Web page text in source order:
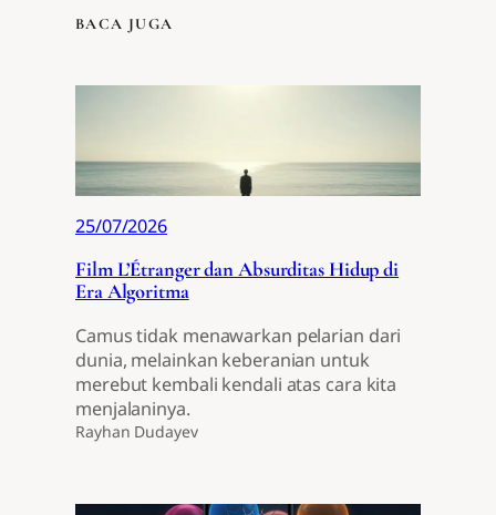
BACA JUGA
25/07/2026
Film L’Étranger dan Absurditas Hidup di
Era Algoritma
Camus tidak menawarkan pelarian dari
dunia, melainkan keberanian untuk
merebut kembali kendali atas cara kita
menjalaninya.
Rayhan Dudayev